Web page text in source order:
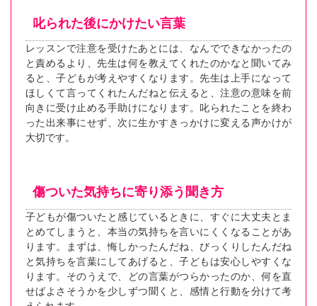
叱られた後にかけたい言葉
レッスンで注意を受けたあとには、なんでできなかったの
と責めるより、先生は何を教えてくれたのかなと聞いてみ
ると、子どもが考えやすくなります。先生は上手になって
ほしくて言ってくれたんだねと伝えると、注意の意味を前
向きに受け止める手助けになります。叱られたことを終わ
った出来事にせず、次に生かすきっかけに変える声かけが
大切です。
傷ついた気持ちに寄り添う聞き方
子どもが傷ついたと感じているときに、すぐに大丈夫とま
とめてしまうと、本当の気持ちを言いにくくなることがあ
ります。まずは、悔しかったんだね、びっくりしたんだね
と気持ちを言葉にしてあげると、子どもは安心しやすくな
ります。そのうえで、どの言葉がつらかったのか、何を直
せばよさそうかを少しずつ聞くと、感情と行動を分けて考